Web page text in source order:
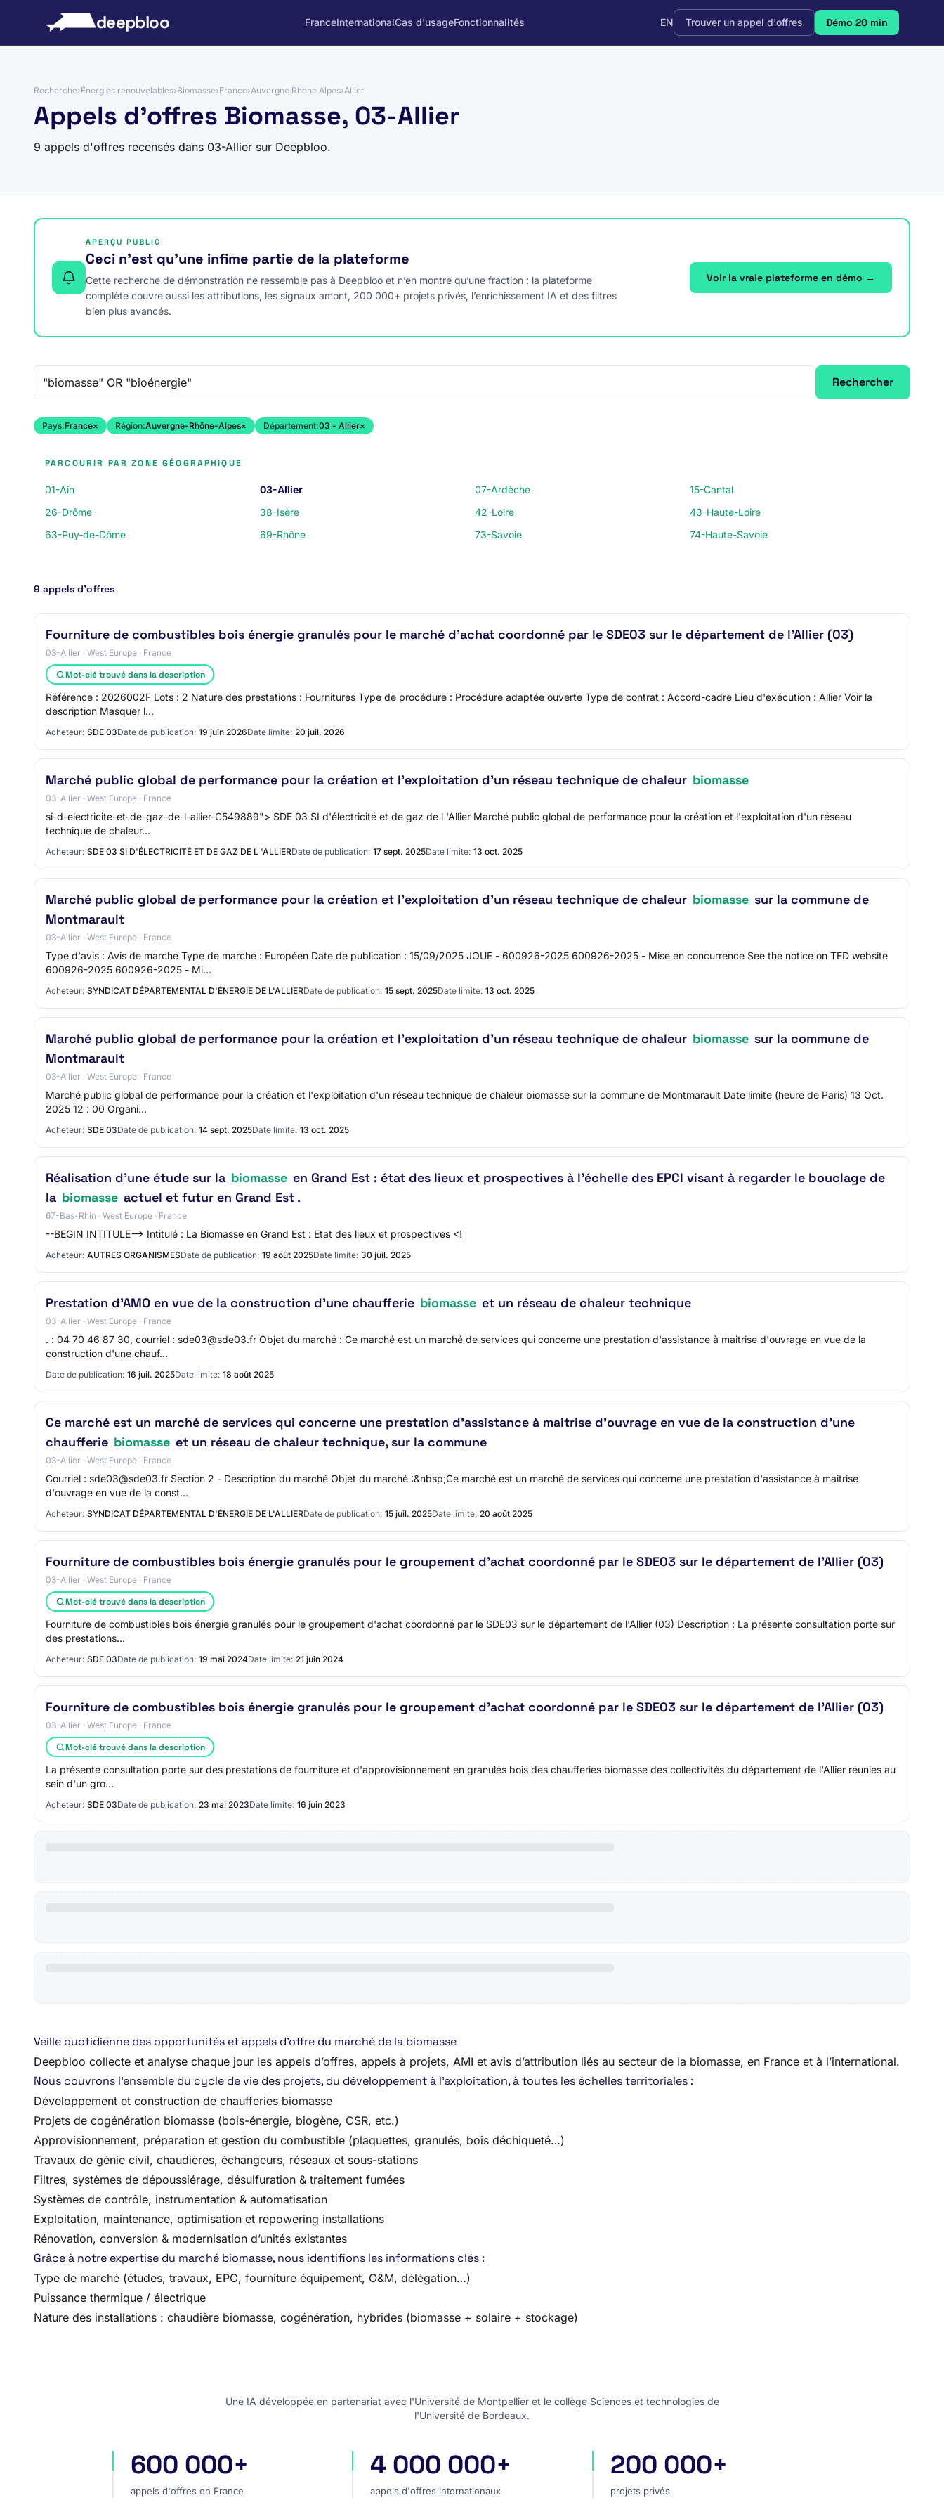
deepbloo FranceInternationalCas d'usageFonctionnalités EN Trouver un appel d'offres Démo 20 min
Recherche›Énergies renouvelables›Biomasse›France›Auvergne Rhone Alpes›Allier
Appels d'offres Biomasse, 03-Allier
9 appels d'offres recensés dans 03-Allier sur Deepbloo.
APERÇU PUBLIC
Ceci n’est qu’une infime partie de la plateforme
Cette recherche de démonstration ne ressemble pas à Deepbloo et n’en montre qu’une fraction : la plateforme
complète couvre aussi les attributions, les signaux amont, 200 000+ projets privés, l’enrichissement IA et des filtres
bien plus avancés.
Voir la vraie plateforme en démo →
Rechercher
Pays:France× Région:Auvergne-Rhône-Alpes× Département:03 - Allier×
PARCOURIR PAR ZONE GÉOGRAPHIQUE
01-Ain 03-Allier 07-Ardèche
15-Cantal
26-Drôme
38-Isère 42-Loire
43-Haute-Loire
63-Puy-de-Dôme
69-Rhône 73-Savoie 74-Haute-Savoie
9 appels d’offres
Fourniture de combustibles bois énergie granulés pour le marché d'achat coordonné par le SDE03 sur le département de l'Allier (03)
03-Allier · West Europe · France
Mot-clé trouvé dans la description
Référence : 2026002F Lots : 2 Nature des prestations : Fournitures Type de procédure : Procédure adaptée ouverte Type de contrat : Accord-cadre Lieu d'exécution : Allier Voir la
description Masquer l…
Acheteur: SDE 03Date de publication: 19 juin 2026Date limite: 20 juil. 2026
Marché public global de performance pour la création et l'exploitation d'un réseau technique de chaleur biomasse
03-Allier · West Europe · France
si-d-electricite-et-de-gaz-de-l-allier-C549889"> SDE 03 SI d'électricité et de gaz de l 'Allier Marché public global de performance pour la création et l'exploitation d'un réseau
technique de chaleur…
Acheteur: SDE 03 SI D'ÉLECTRICITÉ ET DE GAZ DE L 'ALLIERDate de publication: 17 sept. 2025Date limite: 13 oct. 2025
Marché public global de performance pour la création et l'exploitation d'un réseau technique de chaleur biomasse sur la commune de
Montmarault
03-Allier · West Europe · France
Type d'avis : Avis de marché Type de marché : Européen Date de publication : 15/09/2025 JOUE - 600926-2025 600926-2025 - Mise en concurrence See the notice on TED website
600926-2025 600926-2025 - Mi…
Acheteur: SYNDICAT DÉPARTEMENTAL D'ÉNERGIE DE L'ALLIERDate de publication: 15 sept. 2025Date limite: 13 oct. 2025
Marché public global de performance pour la création et l'exploitation d'un réseau technique de chaleur biomasse sur la commune de
Montmarault
03-Allier · West Europe · France
Marché public global de performance pour la création et l'exploitation d'un réseau technique de chaleur biomasse sur la commune de Montmarault Date limite (heure de Paris) 13 Oct.
2025 12 : 00 Organi…
Acheteur: SDE 03Date de publication: 14 sept. 2025Date limite: 13 oct. 2025
Réalisation d’une étude sur la biomasse en Grand Est : état des lieux et prospectives à l'échelle des EPCI visant à regarder le bouclage de
la biomasse actuel et futur en Grand Est .
67-Bas-Rhin · West Europe · France
--BEGIN INTITULE--> Intitulé : La Biomasse en Grand Est : Etat des lieux et prospectives <!
Acheteur: AUTRES ORGANISMESDate de publication: 19 août 2025Date limite: 30 juil. 2025
Prestation d'AMO en vue de la construction d'une chaufferie biomasse et un réseau de chaleur technique
03-Allier · West Europe · France
. : 04 70 46 87 30, courriel : sde03@sde03.fr Objet du marché : Ce marché est un marché de services qui concerne une prestation d'assistance à maitrise d'ouvrage en vue de la
construction d'une chauf…
Date de publication: 16 juil. 2025Date limite: 18 août 2025
Ce marché est un marché de services qui concerne une prestation d'assistance à maitrise d'ouvrage en vue de la construction d'une
chaufferie biomasse et un réseau de chaleur technique, sur la commune
03-Allier · West Europe · France
Courriel : sde03@sde03.fr Section 2 - Description du marché Objet du marché :&nbsp;Ce marché est un marché de services qui concerne une prestation d'assistance à maitrise
d'ouvrage en vue de la const…
Acheteur: SYNDICAT DÉPARTEMENTAL D'ÉNERGIE DE L'ALLIERDate de publication: 15 juil. 2025Date limite: 20 août 2025
Fourniture de combustibles bois énergie granulés pour le groupement d'achat coordonné par le SDE03 sur le département de l'Allier (03)
03-Allier · West Europe · France
Mot-clé trouvé dans la description
Fourniture de combustibles bois énergie granulés pour le groupement d'achat coordonné par le SDE03 sur le département de l'Allier (03) Description : La présente consultation porte sur
des prestations…
Acheteur: SDE 03Date de publication: 19 mai 2024Date limite: 21 juin 2024
Fourniture de combustibles bois énergie granulés pour le groupement d'achat coordonné par le SDE03 sur le département de l'Allier (03)
03-Allier · West Europe · France
Mot-clé trouvé dans la description
La présente consultation porte sur des prestations de fourniture et d'approvisionnement en granulés bois des chaufferies biomasse des collectivités du département de l'Allier réunies au
sein d'un gro…
Acheteur: SDE 03Date de publication: 23 mai 2023Date limite: 16 juin 2023
Veille quotidienne des opportunités et appels d’offre du marché de la biomasse
Deepbloo collecte et analyse chaque jour les appels d’offres, appels à projets, AMI et avis d’attribution liés au secteur de la biomasse, en France et à l’international.
Nous couvrons l’ensemble du cycle de vie des projets, du développement à l’exploitation, à toutes les échelles territoriales :
Développement et construction de chaufferies biomasse
Projets de cogénération biomasse (bois-énergie, biogène, CSR, etc.)
Approvisionnement, préparation et gestion du combustible (plaquettes, granulés, bois déchiqueté…)
Travaux de génie civil, chaudières, échangeurs, réseaux et sous-stations
Filtres, systèmes de dépoussiérage, désulfuration & traitement fumées
Systèmes de contrôle, instrumentation & automatisation
Exploitation, maintenance, optimisation et repowering installations
Rénovation, conversion & modernisation d’unités existantes
Grâce à notre expertise du marché biomasse, nous identifions les informations clés :
Type de marché (études, travaux, EPC, fourniture équipement, O&M, délégation…)
Puissance thermique / électrique
Nature des installations : chaudière biomasse, cogénération, hybrides (biomasse + solaire + stockage)
Une IA développée en partenariat avec l'Université de Montpellier et le collège Sciences et technologies de
l'Université de Bordeaux.
appels d'offres en France
600 000+
appels d'offres en France
appels d'offres internationaux
4 000 000+
appels d'offres internationaux
projets privés
200 000+
projets privés